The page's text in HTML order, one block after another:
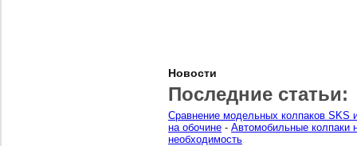
Новости
Последние статьи:
Сравнение модельных колпаков SKS
на обочине - Автомобильные колпаки
необходимость